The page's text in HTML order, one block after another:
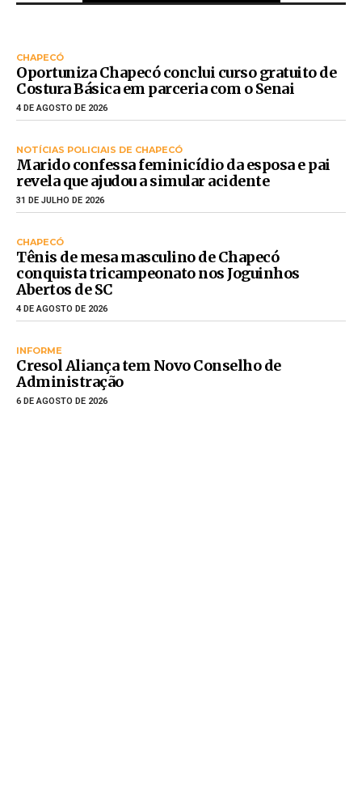
CHAPECÓ
Oportuniza Chapecó conclui curso gratuito de
Costura Básica em parceria com o Senai
4 DE AGOSTO DE 2026
NOTÍCIAS POLICIAIS DE CHAPECÓ
Marido confessa feminicídio da esposa e pai
revela que ajudou a simular acidente
31 DE JULHO DE 2026
CHAPECÓ
Tênis de mesa masculino de Chapecó
conquista tricampeonato nos Joguinhos
Abertos de SC
4 DE AGOSTO DE 2026
INFORME
Cresol Aliança tem Novo Conselho de
Administração
6 DE AGOSTO DE 2026